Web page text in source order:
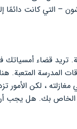
– التي كانت دائمًا
تريد قضاء أمسياتك
المدرسة المتعبة.
مغازلته ، لكن الأمور
الخاص بك. هل يجب